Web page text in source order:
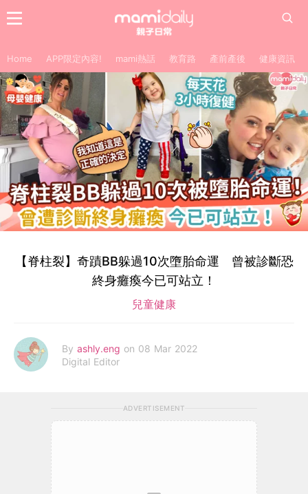
Home APP限定內容! mami熱話 教育路 產前產後 健康資訊
【脊柱裂】奇蹟BB躲過10次墮胎命運 曾被診斷恐
終身癱瘓今已可站立！
兒童健康
By ashly.eng on 08 Mar 2022
Digital Editor
ADVERTISEMENT